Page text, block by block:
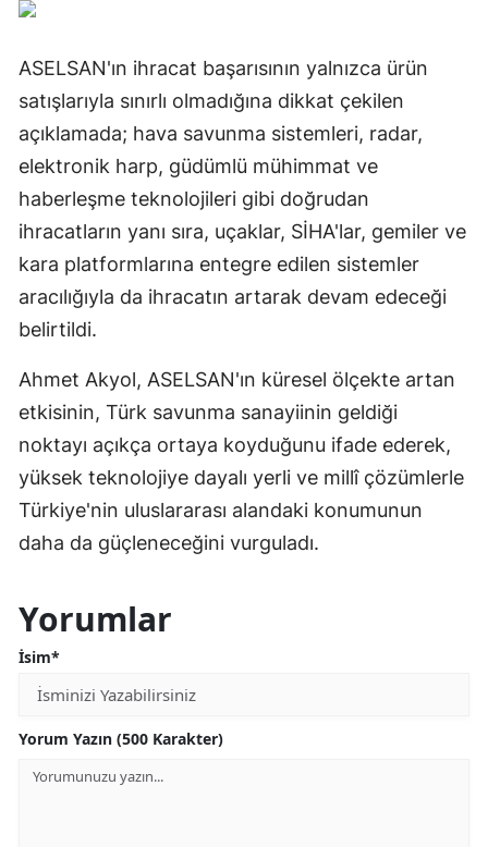
ASELSAN'ın ihracat başarısının yalnızca ürün
satışlarıyla sınırlı olmadığına dikkat çekilen
açıklamada; hava savunma sistemleri, radar,
elektronik harp, güdümlü mühimmat ve
haberleşme teknolojileri gibi doğrudan
ihracatların yanı sıra, uçaklar, SİHA'lar, gemiler ve
kara platformlarına entegre edilen sistemler
aracılığıyla da ihracatın artarak devam edeceği
belirtildi.
Ahmet Akyol, ASELSAN'ın küresel ölçekte artan
etkisinin, Türk savunma sanayiinin geldiği
noktayı açıkça ortaya koyduğunu ifade ederek,
yüksek teknolojiye dayalı yerli ve millî çözümlerle
Türkiye'nin uluslararası alandaki konumunun
daha da güçleneceğini vurguladı.
Yorumlar
İsim*
Yorum Yazın (500 Karakter)